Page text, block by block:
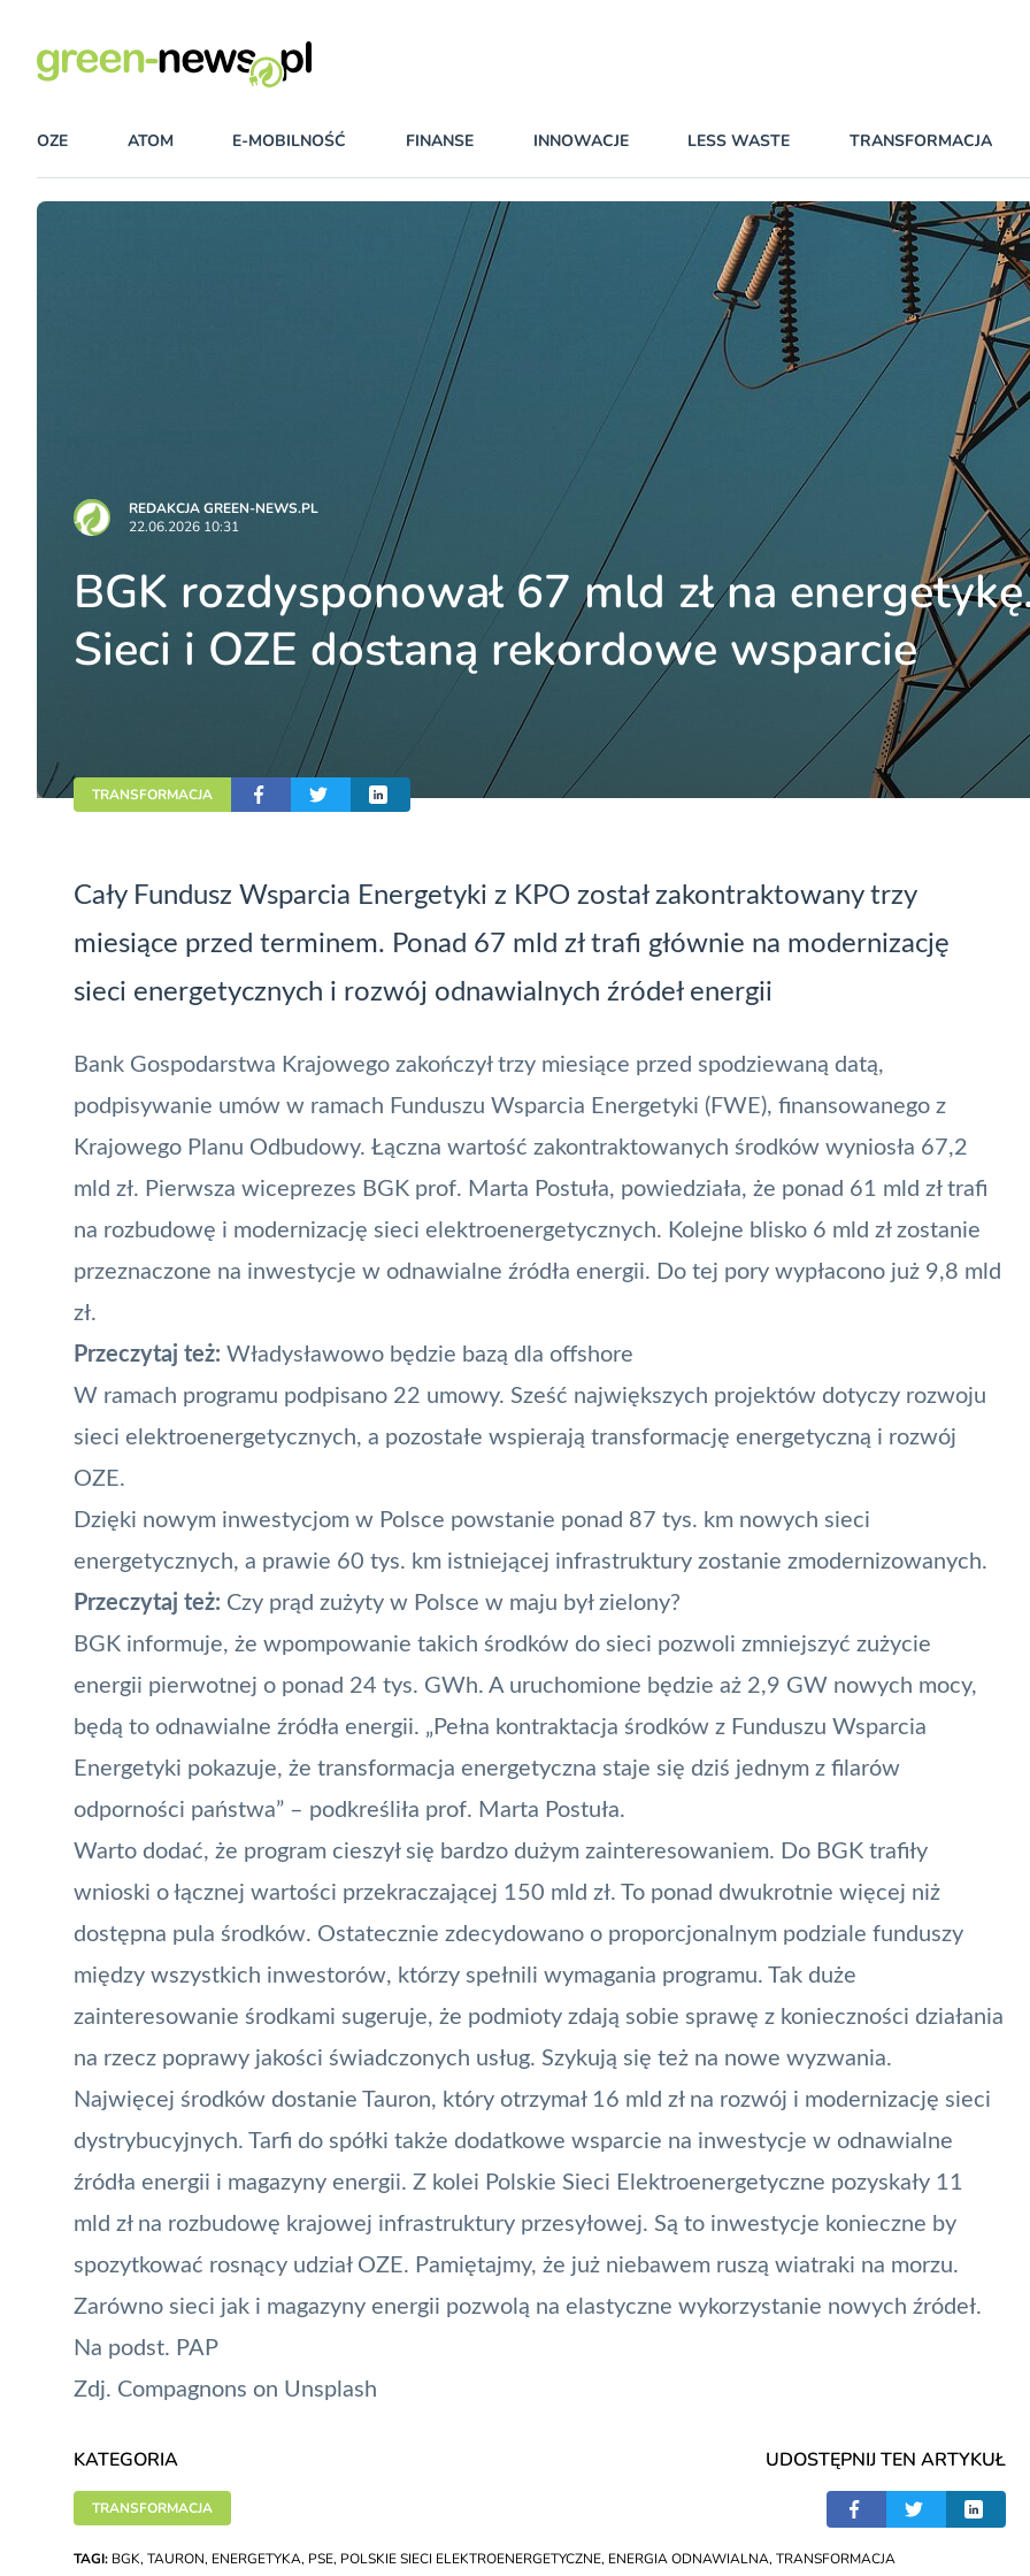
OZE ATOM E-MOBILNOŚĆ FINANSE INNOWACJE LESS WASTE TRANSFORMACJA
REDAKCJA GREEN-NEWS.PL
22.06.2026 10:31
BGK rozdysponował 67 mld zł na
Sieci i OZE dostaną rekordowe wsparcie
TRANSFORMACJA
Cały Fundusz Wsparcia Energetyki z KPO został zakontraktowany trzy
miesiące przed terminem. Ponad 67 mld zł trafi głównie na modernizację
sieci energetycznych i rozwój odnawialnych źródeł energii
Bank Gospodarstwa Krajowego zakończył trzy miesiące przed spodziewaną datą,
podpisywanie umów w ramach Funduszu Wsparcia Energetyki (FWE), finansowanego z
Krajowego Planu Odbudowy. Łączna wartość zakontraktowanych środków wyniosła 67,2
mld zł. Pierwsza wiceprezes BGK prof. Marta Postuła, powiedziała, że ponad 61 mld zł trafi
na rozbudowę i modernizację sieci elektroenergetycznych. Kolejne blisko 6 mld zł zostanie
przeznaczone na inwestycje w odnawialne źródła energii. Do tej pory wypłacono już 9,8 mld
zł.
Przeczytaj też: Władysławowo będzie bazą dla offshore
W ramach programu podpisano 22 umowy. Sześć największych projektów dotyczy rozwoju
sieci elektroenergetycznych, a pozostałe wspierają transformację energetyczną i rozwój
OZE.
Dzięki nowym inwestycjom w Polsce powstanie ponad 87 tys. km nowych sieci
energetycznych, a prawie 60 tys. km istniejącej infrastruktury zostanie zmodernizowanych.
Przeczytaj też: Czy prąd zużyty w Polsce w maju był zielony?
BGK informuje, że wpompowanie takich środków do sieci pozwoli zmniejszyć zużycie
energii pierwotnej o ponad 24 tys. GWh. A uruchomione będzie aż 2,9 GW nowych mocy,
będą to odnawialne źródła energii. „Pełna kontraktacja środków z Funduszu Wsparcia
Energetyki pokazuje, że transformacja energetyczna staje się dziś jednym z filarów
odporności państwa” – podkreśliła prof. Marta Postuła.
Warto dodać, że program cieszył się bardzo dużym zainteresowaniem. Do BGK trafiły
wnioski o łącznej wartości przekraczającej 150 mld zł. To ponad dwukrotnie więcej niż
dostępna pula środków. Ostatecznie zdecydowano o proporcjonalnym podziale funduszy
między wszystkich inwestorów, którzy spełnili wymagania programu. Tak duże
zainteresowanie środkami sugeruje, że podmioty zdają sobie sprawę z konieczności działania
na rzecz poprawy jakości świadczonych usług. Szykują się też na nowe wyzwania.
Najwięcej środków dostanie Tauron, który otrzymał 16 mld zł na rozwój i modernizację sieci
dystrybucyjnych. Tarfi do spółki także dodatkowe wsparcie na inwestycje w odnawialne
źródła energii i magazyny energii. Z kolei Polskie Sieci Elektroenergetyczne pozyskały 11
mld zł na rozbudowę krajowej infrastruktury przesyłowej. Są to inwestycje konieczne by
spozytkować rosnący udział OZE. Pamiętajmy, że już niebawem ruszą wiatraki na morzu.
Zarówno sieci jak i magazyny energii pozwolą na elastyczne wykorzystanie nowych źródeł.
Na podst. PAP
Zdj. Compagnons on Unsplash
KATEGORIA
TRANSFORMACJA
UDOSTĘPNIJ TEN ARTYKUŁ
TAGI: BGK, TAURON, ENERGETYKA, PSE, POLSKIE SIECI ELEKTROENERGETYCZNE, ENERGIA ODNAWIALNA, TRANSFORMACJA